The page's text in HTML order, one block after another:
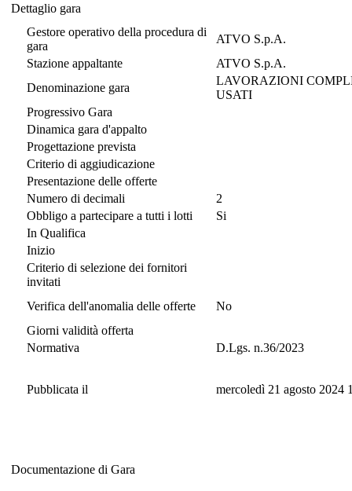
Dettaglio gara
Gestore operativo della procedura di
gara
ATVO S.p.A.
Stazione appaltante
ATVO S.p.A.
Denominazione gara
LAVORAZIONI
USATI
Progressivo Gara
Dinamica gara d'appalto
Progettazione prevista
Criterio di aggiudicazione
Presentazione delle offerte
Numero di decimali
2
Obbligo a partecipare a tutti i lotti
Si
In Qualifica
Inizio
Criterio di selezione dei fornitori
invitati
Verifica dell'anomalia delle offerte
No
Giorni validità offerta
Normativa
D.Lgs. n.36/2023
Pubblicata il mercoledì 21 agosto 2024
Documentazione di Gara